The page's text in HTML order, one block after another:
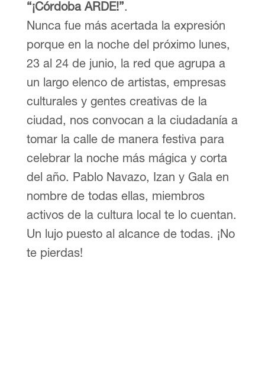
“¡Córdoba ARDE!”.
Nunca fue más acertada la expresión
porque en la noche del próximo lunes,
23 al 24 de junio, la red que agrupa a
un largo elenco de artistas, empresas
culturales y gentes creativas de la
ciudad, nos convocan a la ciudadanía a
tomar la calle de manera festiva para
celebrar la noche más mágica y corta
del año. Pablo Navazo, Izan y Gala en
nombre de todas ellas, miembros
activos de la cultura local te lo cuentan.
Un lujo puesto al alcance de todas. ¡No
te pierdas!